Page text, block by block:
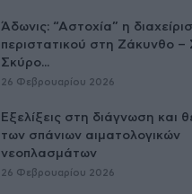
Άδωνις: “Αστοχία” η
περιστατικού στη Ζάκυνθο –
Σκύρο...
26 Φεβρουαρίου 2026
Εξελίξεις στη διάγνωση και
των σπάνιων αιματολογικών
νεοπλασμάτων
26 Φεβρουαρίου 2026